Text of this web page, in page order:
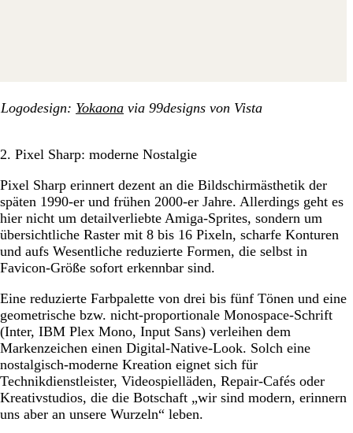
Logodesign: Yokaona via 99designs von Vista
2. Pixel Sharp: moderne Nostalgie
Pixel Sharp erinnert dezent an die Bildschirmästhetik der
späten 1990-er und frühen 2000-er Jahre. Allerdings geht es
hier nicht um detailverliebte Amiga-Sprites, sondern um
übersichtliche Raster mit 8 bis 16 Pixeln, scharfe Konturen
und aufs Wesentliche reduzierte Formen, die selbst in
Favicon-Größe sofort erkennbar sind.
Eine reduzierte Farbpalette von drei bis fünf Tönen und eine
geometrische bzw. nicht-proportionale Monospace-Schrift
(Inter, IBM Plex Mono, Input Sans) verleihen dem
Markenzeichen einen Digital-Native-Look. Solch eine
nostalgisch-moderne Kreation eignet sich für
Technikdienstleister, Videospielläden, Repair-Cafés oder
Kreativstudios, die die Botschaft „wir sind modern, erinnern
uns aber an unsere Wurzeln“ leben.